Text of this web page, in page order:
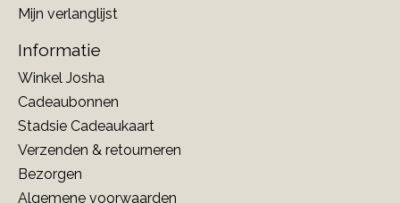
Mijn verlanglijst
Informatie
Winkel Josha
Cadeaubonnen
Stadsie Cadeaukaart
Verzenden & retourneren
Bezorgen
Algemene voorwaarden